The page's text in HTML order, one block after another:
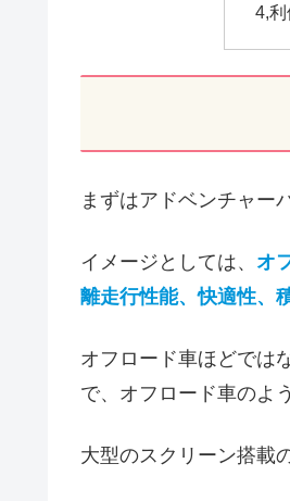
4,
まずはアドベンチャー
イメージとしては、 オ
離走行性能、快適性、
オフロード車ほどでは
で、オフロード車のよ
大型のスクリーン搭載